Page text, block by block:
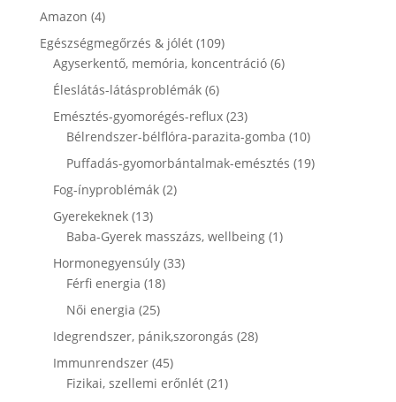
termék
Amazon 44
termék
Egészségmegőrzés & jólét 109109
termék
Agyserkentő, memória, koncentráció 66
Éleslátás-látásproblémák 66
termék
Emésztés-gyomorégés-reflux 2323
termék
Bélrendszer-bélflóra-parazita-gomba 1010
termék
Puffadás-gyomorbántalmak-emésztés 1919
Fog-ínyproblémák 22
Gyerekeknek 1313
termék
Baba-Gyerek masszázs, wellbeing 11
Hormonegyensúly 3333
Férfi energia 1818
Női energia 2525
termék
Idegrendszer, pánik,szorongás 2828
Immunrendszer 4545
termék
Fizikai, szellemi erőnlét 2121